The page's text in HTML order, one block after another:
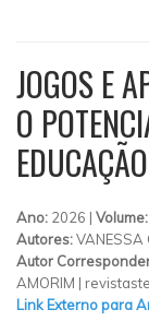
JOGOS E
O
Ano: 2026 | Volume:
Autores:VANESSA
Autor
AMORIM |
Link Externo para